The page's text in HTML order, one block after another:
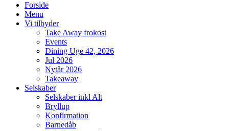
Forside
Menu
Vi tilbyder
Take Away frokost
Events
Dining Uge 42, 2026
Jul 2026
Nytår 2026
Takeaway
Selskaber
Selskaber inkl Alt
Bryllup
Konfirmation
Barnedåb